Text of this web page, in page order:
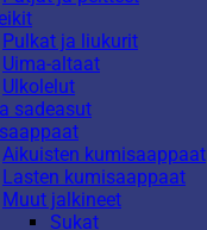
Pulkat ja liukurit
Uima-altaat
Ulkolelut
sadeasut
Aikuisten kumisaappaat
Lasten kumisaappaat
Muut jalkineet
Sukat